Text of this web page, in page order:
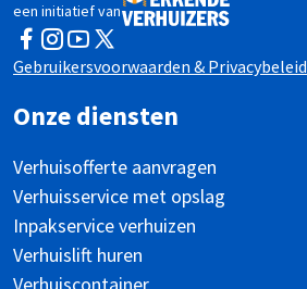
een initiatief van
Facebook
Instagram
YouTubeTwitter
Gebruikersvoorwaarden & Privacybeleid
Onze diensten
Verhuisofferte aanvragen
Verhuisservice met opslag
Inpakservice verhuizen
Verhuislift huren